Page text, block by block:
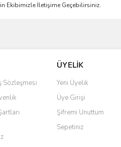
Ekibimizle İletişime Geçebilirsiniz.
Sözleşmesi
ÜYELİK
Yeni Üyelik
Üye Girişi
Şifremi Unuttum
Sepetiniz